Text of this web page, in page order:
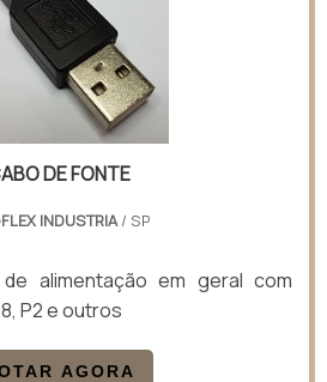
DE FONTE
INDUSTRIA/ SP
alimentação em geral com
P2 e outros
AGORA